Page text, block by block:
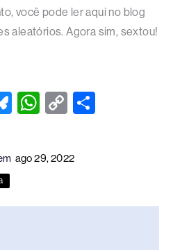
você pode ler aqui no blog
aleatórios. Agora sim, sextou!
Bl
sk
W
at
s
p
C
y
n
ago 29, 2022